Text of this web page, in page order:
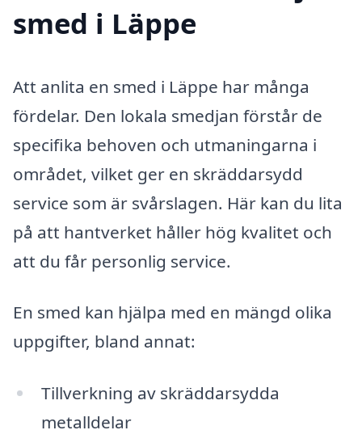
smed i Läppe
Att anlita en smed i Läppe har många
fördelar. Den lokala smedjan förstår de
specifika behoven och utmaningarna i
området, vilket ger en skräddarsydd
service som är svårslagen. Här kan du lita
på att hantverket håller hög kvalitet och
att du får personlig service.
En smed kan hjälpa med en mängd olika
uppgifter, bland annat:
Tillverkning av skräddarsydda
metalldelar